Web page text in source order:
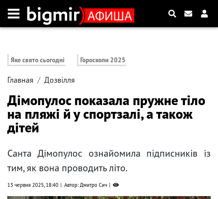
Яке свято сьогодні Гороскопи 2025
Главная Дозвілля
Дімопулос показала пружне тіло
на пляжі й у спортзалі, а також
дітей
Санта Дімопулос ознайомила підписників із
тим, як вона проводить літо.
13 червня 2025, 18:40 Автор: Дмитро Сич